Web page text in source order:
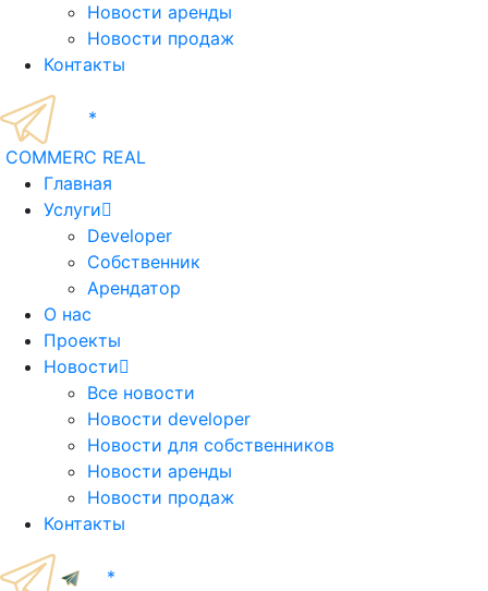
Новости аренды
Новости продаж
Контакты
*
COMMERC REAL
Главная
Услуги
Developer
Собственник
Арендатор
О нас
Проекты
Новости
Все новости
Новости developer
Новости для собственников
Новости аренды
Новости продаж
Контакты
*